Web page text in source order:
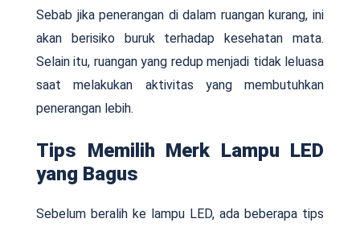
Sebab jika penerangan di dalam ruangan kurang, ini
akan berisiko buruk terhadap kesehatan mata.
Selain itu, ruangan yang redup menjadi tidak leluasa
saat melakukan aktivitas yang membutuhkan
penerangan lebih.
Tips Memilih Merk Lampu LED
yang Bagus
Sebelum beralih ke lampu LED, ada beberapa tips